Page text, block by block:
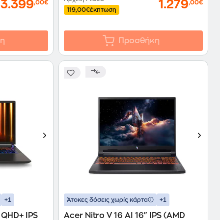
3.399,00€
119,00€έκπτωση 1.279,00€
Προσθήκη
+1
IPS
Άτοκες δόσεις χωρίς κάρτα +1
Acer Nitro V 16 AI 16" IPS (AMD